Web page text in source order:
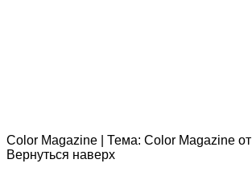
Color Magazine Тема: Color Magazine от
Вернуться наверх